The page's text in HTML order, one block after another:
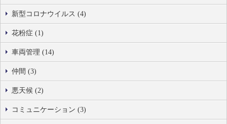
新型コロナウイルス (4)
花粉症 (1)
車両管理 (14)
仲間 (3)
悪天候 (2)
コミュニケーション (3)